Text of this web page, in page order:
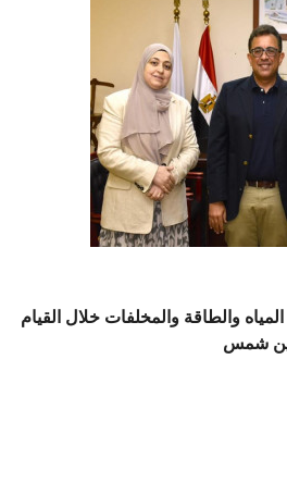
والطاقة والمخلفات خلال القيام
عين شمس